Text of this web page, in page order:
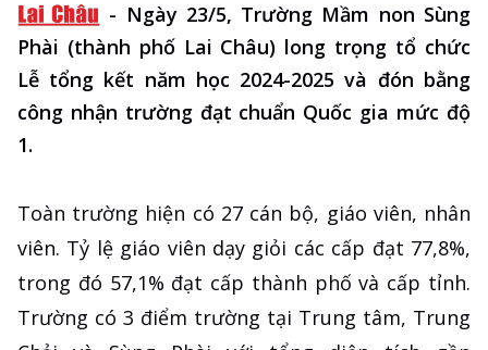
- Ngày 23/5, Trường Mầm non Sùng
Phài (thành phố Lai Châu) long trọng tổ chức
Lễ tổng kết năm học 2024-2025 và đón bằng
công nhận trường đạt chuẩn Quốc gia mức độ
1.
Toàn trường hiện có 27 cán bộ, giáo viên, nhân
viên. Tỷ lệ giáo viên dạy giỏi các cấp đạt 77,8%,
trong đó 57,1% đạt cấp thành phố và cấp tỉnh.
Trường có 3 điểm trường tại Trung tâm, Trung